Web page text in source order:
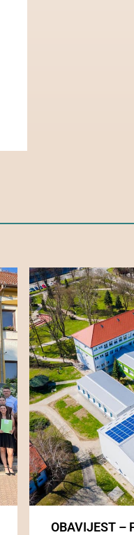
OBAVIJEST –